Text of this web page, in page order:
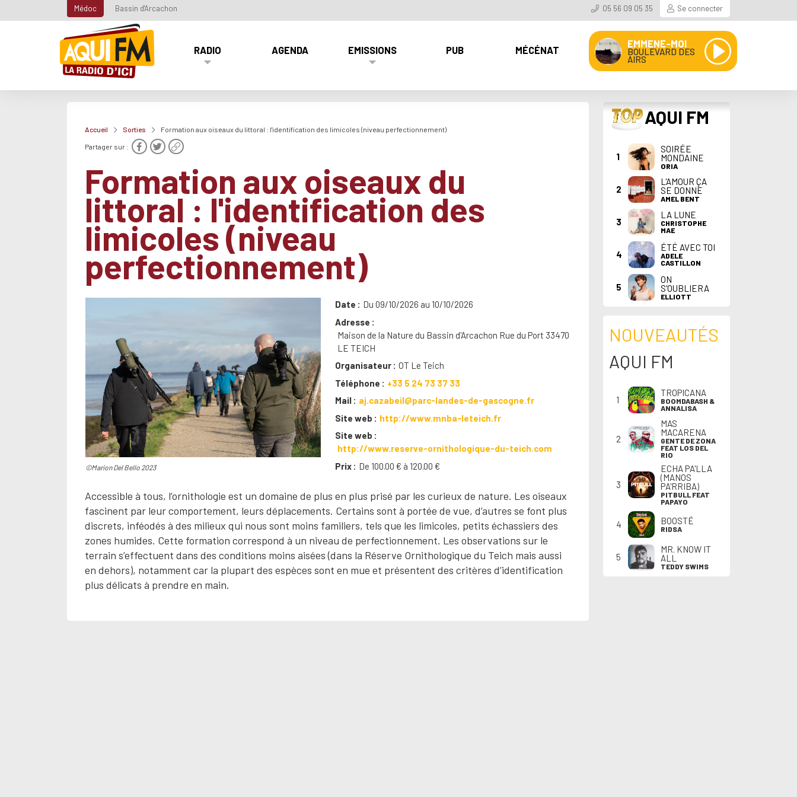
Médoc Bassin d'Arcachon 05 56 09 05 35 Se connecter
RADIO AGENDA EMISSIONS PUB MÉCÉNAT
EMMENE-MOI
BOULEVARD DES
AIRS
Accueil Sorties Formation aux oiseaux du littoral : l'identification des limicoles (niveau perfectionnement)
Partager sur :
Formation aux oiseaux du
littoral : l'identification des
limicoles (niveau
perfectionnement)
©Marion Del Bello 2023
Date
Du 09/10/2026 au 10/10/2026
Adresse
Maison de la Nature du Bassin d'Arcachon Rue du Port 33470
LE TEICH
Organisateur
OT Le Teich
Téléphone
+33 5 24 73 37 33
Mail
aj.cazabeil@parc-landes-de-gascogne.fr
Site web
http://www.mnba-leteich.fr
Site web
http://www.reserve-ornithologique-du-teich.com
Prix
De 100.00 € à 120.00 €
Accessible à tous, l’ornithologie est un domaine de plus en plus prisé par les curieux de nature. Les oiseaux
fascinent par leur comportement, leurs déplacements. Certains sont à portée de vue, d’autres se font plus
discrets, inféodés à des milieux qui nous sont moins familiers, tels que les limicoles, petits échassiers des
zones humides. Cette formation correspond à un niveau de perfectionnement. Les observations sur le
terrain s’effectuent dans des conditions moins aisées (dans la Réserve Ornithologique du Teich mais aussi
en dehors), notamment car la plupart des espèces sont en mue et présentent des critères d’identification
plus délicats à prendre en main.
TOP AQUI FM
1
SOIRÉE
MONDAINE
ORIA
2
L'AMOUR ÇA
SE DONNE
AMEL BENT
3
LA LUNE
CHRISTOPHE
MAE
4
ÉTÉ AVEC TOI
ADELE
CASTILLON
5
ON
S'OUBLIERA
ELLIOTT
NOUVEAUTÉS
AQUI FM
1
TROPICANA
BOOMDABASH &
ANNALISA
2
MAS
MACARENA
GENTE DE ZONA
FEAT LOS DEL
RIO
3
ECHA PA'LLA
(MANOS
PA'RRIBA)
PITBULL FEAT
PAPAYO
4 BOOSTÉ
RIDSA
5
MR. KNOW IT
ALL
TEDDY SWIMS